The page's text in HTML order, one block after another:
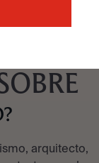
arquitecto,